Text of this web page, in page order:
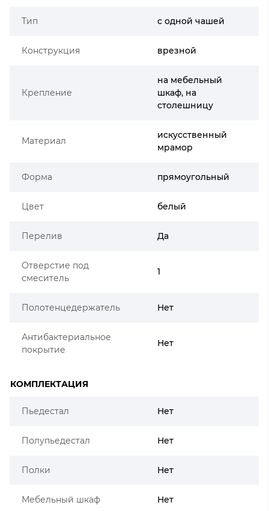
Тип с одной чашей
Конструкция врезной
Крепление
на мебельный
шкаф, на
столешницу
Материал
искусственный
мрамор
Форма прямоугольный
Цвет белый
Перелив Да
Отверстие под
смеситель
1
Полотенцедержатель Нет
Антибактериальное
покрытие
Нет
КОМПЛЕКТАЦИЯ
Пьедестал Нет
Полупьедестал Нет
Полки Нет
Мебельный шкаф Нет